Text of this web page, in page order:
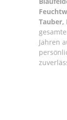
Tauber,
Jahren